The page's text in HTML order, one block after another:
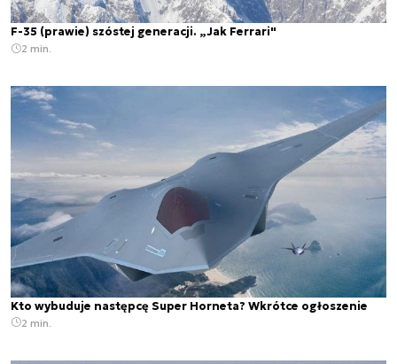
F-35 (prawie) szóstej generacji. „Jak Ferrari"
2 min.
Kto wybuduje następcę Super Horneta? Wkrótce ogłoszenie
2 min.